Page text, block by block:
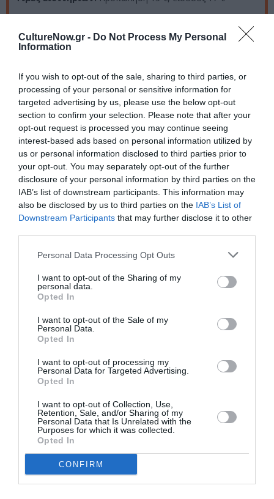
CultureNow.gr - Do Not Process My Personal
Information
If you wish to opt-out of the sale, sharing to third parties, or
processing of your personal or sensitive information for
targeted advertising by us, please use the below opt-out
section to confirm your selection. Please note that after your
opt-out request is processed you may continue seeing
interest-based ads based on personal information utilized by
us or personal information disclosed to third parties prior to
your opt-out. You may separately opt-out of the further
disclosure of your personal information by third parties on the
IAB’s list of downstream participants. This information may
also be disclosed by us to third parties on the IAB’s List of
Downstream Participants that may further disclose it to other
Personal Data Processing Opt Outs
I want to opt-out of the Sharing of my
personal data.
Opted In
I want to opt-out of the Sale of my
Personal Data.
Opted In
I want to opt-out of processing my
Personal Data for Targeted Advertising.
Opted In
I want to opt-out of Collection, Use,
Retention, Sale, and/or Sharing of my
Personal Data that Is Unrelated with the
Purposes for which it was collected.
Opted In
CONFIRM
seven spots, Ιανός, Reload
Ακολουθήστε το Culturenow.gr στο Google News
μάθετε πρώτοι όλες τις ειδήσεις
Δείτε όλα τατελευταία νέαγια την Τέχνη και τον
Πολιτισμό στοCulturenow.gr
Νέοι Διαγωνισμοί❯
ΑΛΚΗΣΤΙΣ ΠΡΩΤΟΨΑΛΤΗ
ΒΕΑΚΕΙΟ ΘΕΑΤΡΟ
Newsletter
Κάθε βδομάδα στο e-mail σας τα τελευταία νέα για
την Τέχνη και τον Πολιτισμό!
Ακολουθήστε το Culturenow.gr
Σχετικά Άρθρα